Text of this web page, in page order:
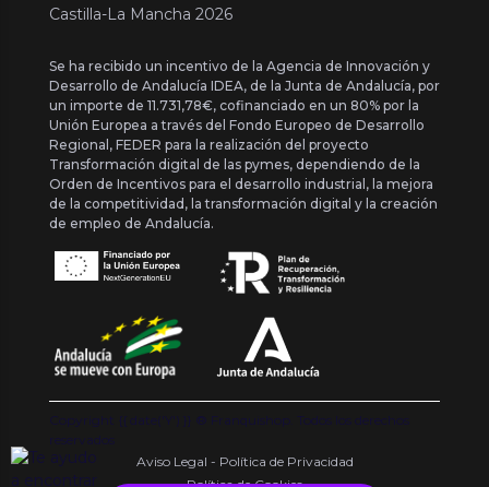
Castilla-La Mancha 2026
Se ha recibido un incentivo de la Agencia de Innovación y
Desarrollo de Andalucía IDEA, de la Junta de Andalucía, por
un importe de 11.731,78€, cofinanciado en un 80% por la
Unión Europea a través del Fondo Europeo de Desarrollo
Regional, FEDER para la realización del proyecto
Transformación digital de las pymes, dependiendo de la
Orden de Incentivos para el desarrollo industrial, la mejora
de la competitividad, la transformación digital y la creación
de empleo de Andalucía.
Copyright {{ date('Y') }} ® Franquishop. Todos los derechos
reservados
Aviso Legal - Política de Privacidad